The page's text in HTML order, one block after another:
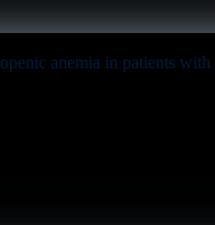
anemia in patients